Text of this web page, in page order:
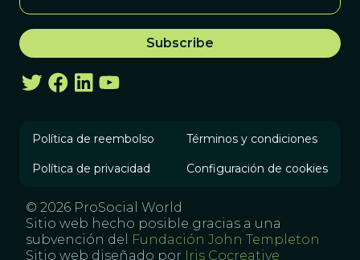
Política de reembolso Términos y condiciones
Política de privacidad Configuración de cookies
© 2026 ProSocial World
Sitio web hecho posible gracias a una
subvención del
Fundación John Templeton
Sitio web diseñado por Iris Cocreative